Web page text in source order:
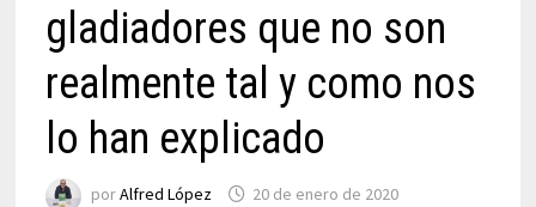
gladiadores que no son
realmente tal y como nos
lo han explicado
porAlfred López 20 de enero de 2020